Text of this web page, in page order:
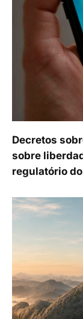
Decretos
sobre
regulatório